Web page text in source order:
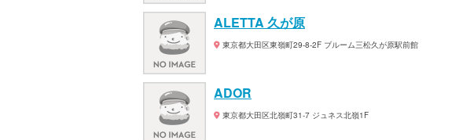
ALETTA 久が原
東京都大田区東嶺町29-8-2F ブルーム三松久が原駅前館
ADOR
東京都大田区北嶺町31-7 ジュネス北嶺1F